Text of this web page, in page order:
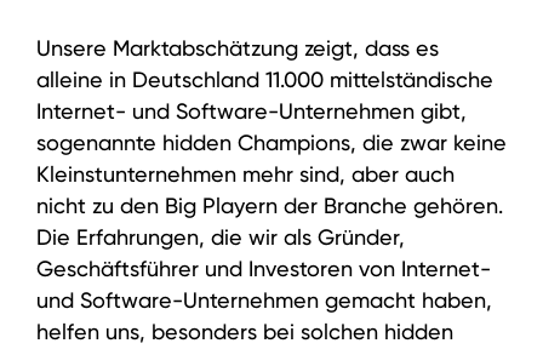
Unsere Marktabschätzung zeigt, dass es
alleine in Deutschland 11.000 mittelständische
Internet- und Software-Unternehmen gibt,
sogenannte hidden Champions, die zwar keine
Kleinstunternehmen mehr sind, aber auch
nicht zu den Big Playern der Branche gehören.
Die Erfahrungen, die wir als Gründer,
Geschäftsführer und Investoren von Internet-
und Software-Unternehmen gemacht haben,
helfen uns, besonders bei solchen hidden